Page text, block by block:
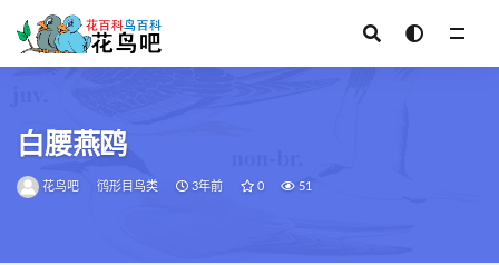
白腰燕鸥
花鸟吧 鸻形目鸟类 3年前 0 51